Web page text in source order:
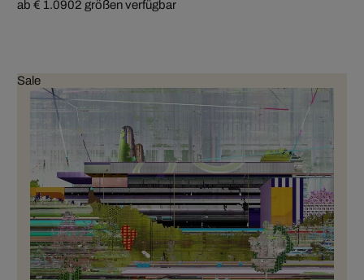
ab € 1.0902 größen verfügbar
Sale